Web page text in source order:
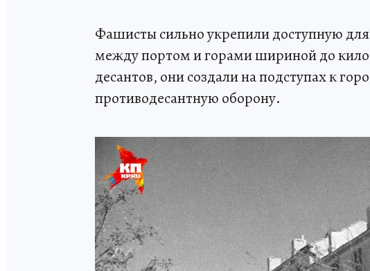
Фашисты сильно укрепили доступную
между портом и горами шириной до
десантов, они создали на подступах к
противодесантную оборону.